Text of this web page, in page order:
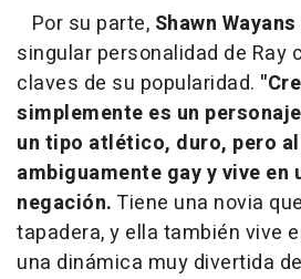
Por su parte, Shawn Wayans
singular personalidad de Ray
claves de su popularidad.
simplemente es un
un tipo atlético, duro, pero
ambiguamente gay y vive en
negación. Tiene una novia
tapadera, y ella también vive
una dinámica muy divertida